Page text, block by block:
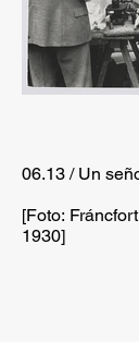
06.13 / Un
[Foto:
1930]